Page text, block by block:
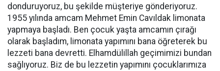
donduruyoruz, bu şekilde müşteriye gönderiyoruz.
1955 yılında amcam Mehmet Emin Cavıldak limonata
yapmaya başladı. Ben çocuk yaşta amcamın çırağı
olarak başladım, limonata yapımını bana öğreterek bu
lezzeti bana devretti. Elhamdülillah geçimimizi bundan
sağlıyoruz. Biz de bu lezzetin yapımını çocuklarımıza